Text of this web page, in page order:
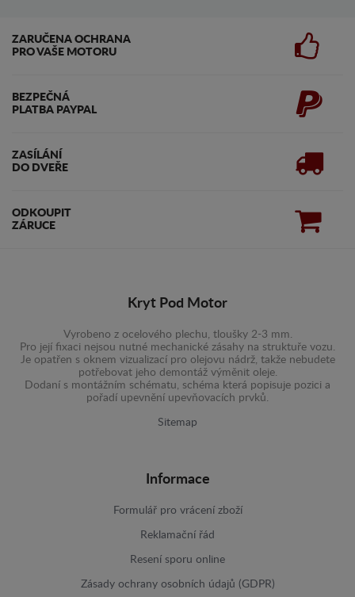
ZARUČENA OCHRANA
PRO VAŠE MOTORU
BEZPEČNÁ
PLATBA PAYPAL
ZASÍLÁNÍ
DO DVEŘE
ODKOUPIT
ZÁRUCE
Kryt Pod Motor
Vyrobeno z ocelového plechu, tloušky 2-3 mm.
Pro její fixaci nejsou nutné mechanické zásahy na struktuře vozu.
Je opatřen s oknem vizualizací pro olejovu nádrž, takže nebudete
potřebovat jeho demontáž výměnit oleje.
Dodaní s montážním schématu, schéma která popisuje pozici a
pořadí upevnění upevňovacích prvků.
Sitemap
Informace
Formulář pro vrácení zboží
Reklamační řád
Resení sporu online
Zásady ochrany osobních údajů (GDPR)